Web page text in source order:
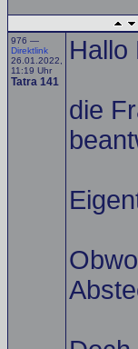
976 —
Direktlink
26.01.2022,
11:19 Uhr
Tatra 141
Hallo
die